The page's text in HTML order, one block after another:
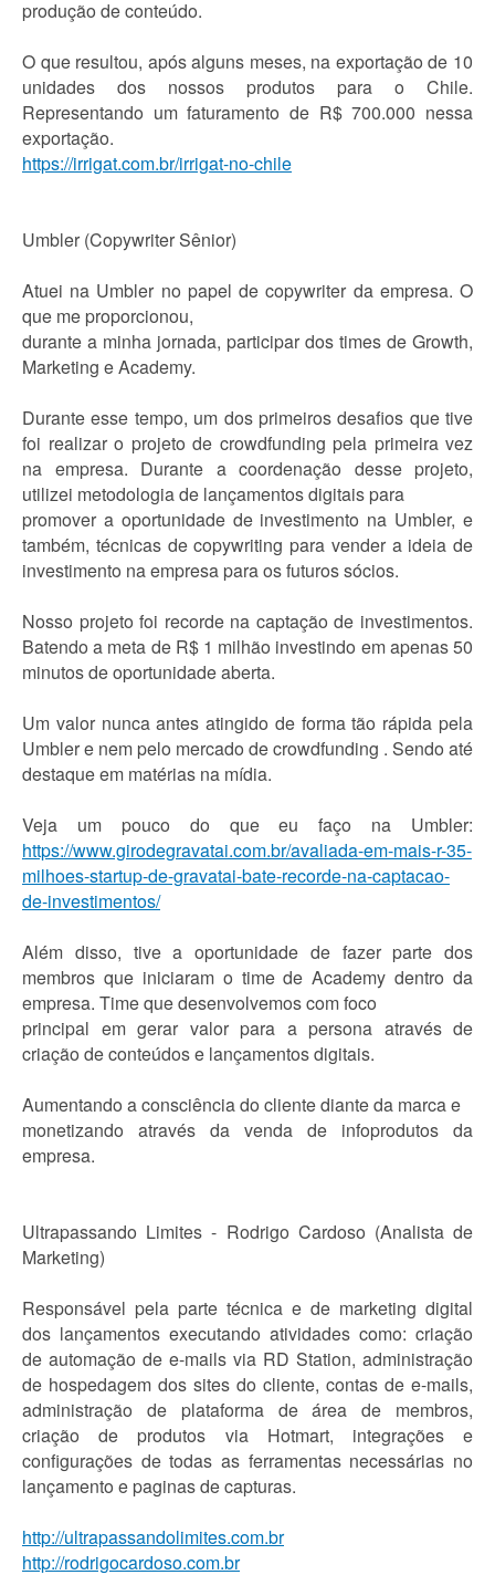
produção de conteúdo.
O que resultou, após alguns meses, na exportação de 10
unidades dos nossos produtos para o Chile.
Representando um faturamento de R$ 700.000 nessa
exportação.
https://irrigat.com.br/irrigat-no-chile
Umbler (Copywriter Sênior)
Atuei na Umbler no papel de copywriter da empresa. O
que me proporcionou,
durante a minha jornada, participar dos times de Growth,
Marketing e Academy.
Durante esse tempo, um dos primeiros desafios que tive
foi realizar o projeto de crowdfunding pela primeira vez
na empresa. Durante a coordenação desse projeto,
utilizei metodologia de lançamentos digitais para
promover a oportunidade de investimento na Umbler, e
também, técnicas de copywriting para vender a ideia de
investimento na empresa para os futuros sócios.
Nosso projeto foi recorde na captação de investimentos.
Batendo a meta de R$ 1 milhão investindo em apenas 50
minutos de oportunidade aberta.
Um valor nunca antes atingido de forma tão rápida pela
Umbler e nem pelo mercado de crowdfunding . Sendo até
destaque em matérias na mídia.
Veja um pouco do que eu faço na Umbler:
https://www.girodegravatai.com.br/avaliada-em-mais-r-35-
milhoes-startup-de-gravatai-bate-recorde-na-captacao-
de-investimentos/
Além disso, tive a oportunidade de fazer parte dos
membros que iniciaram o time de Academy dentro da
empresa. Time que desenvolvemos com foco
principal em gerar valor para a persona através de
criação de conteúdos e lançamentos digitais.
Aumentando a consciência do cliente diante da marca e
monetizando através da venda de infoprodutos da
empresa.
Ultrapassando Limites - Rodrigo Cardoso (Analista de
Marketing)
Responsável pela parte técnica e de marketing digital
dos lançamentos executando atividades como: criação
de automação de e-mails via RD Station, administração
de hospedagem dos sites do cliente, contas de e-mails,
administração de plataforma de área de membros,
criação de produtos via Hotmart, integrações e
configurações de todas as ferramentas necessárias no
lançamento e paginas de capturas.
http://ultrapassandolimites.com.br
http://rodrigocardoso.com.br